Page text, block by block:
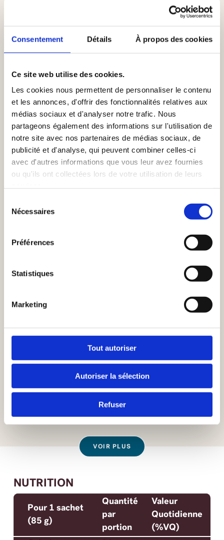
Consentement Détails À propos des cookies
Ce site web utilise des cookies.
Les cookies nous permettent de personnaliser le contenu
et les annonces, d'offrir des fonctionnalités relatives aux
médias sociaux et d'analyser notre trafic. Nous
partageons également des informations sur l'utilisation de
notre site avec nos partenaires de médias sociaux, de
publicité et d'analyse, qui peuvent combiner celles-ci
avec d'autres informations que vous leur avez fournies
ou qu'ils ont collectées lors de votre utilisation de leurs
Nécessaires
Préférences
Statistiques
Marketing
Tout autoriser
Autoriser la sélection
Refuser
Pains plats grillés au thon à la
VOIR LA RECETTE
Gingembre
VOIR LA RECETTE
Pâtes au Curry Vite Faites
VOIR PLUS
NUTRITION
Pour 1 sachet
(85 g)
Quantité
par
portion
Valeur
Quotidienne
(%VQ)